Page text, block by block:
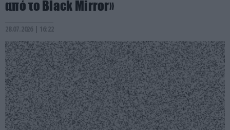
από το Black Mirror»
28.07.2026 | 16:22